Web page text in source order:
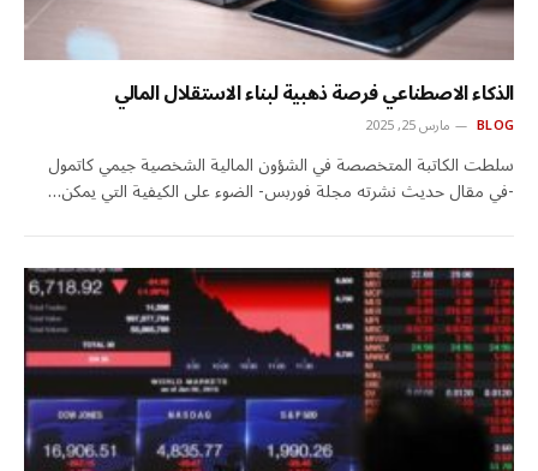
الذكاء الاصطناعي فرصة ذهبية لبناء الاستقلال المالي
BLOG مارس 25, 2025
سلطت الكاتبة المتخصصة في الشؤون المالية الشخصية جيمي كاتمول
-في مقال حديث نشرته مجلة فوربس- الضوء على الكيفية التي يمكن…